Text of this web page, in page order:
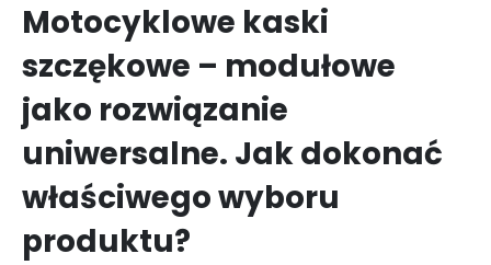
Motocyklowe kaski
szczękowe – modułowe
jako rozwiązanie
uniwersalne. Jak dokonać
właściwego wyboru
produktu?